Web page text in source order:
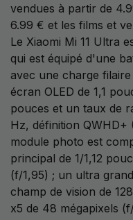
vendues à partir de
6.99 € et les films et
Le Xiaomi Mi 11 Ultra
qui est équipé d'une
avec une charge
écran OLED de 1,1
pouces et un taux de
Hz, définition QWHD+
module photo est
principal de 1/1,12
(f/1,95) ; un ultra
champ de vision de
x5 de 48 mégapixels